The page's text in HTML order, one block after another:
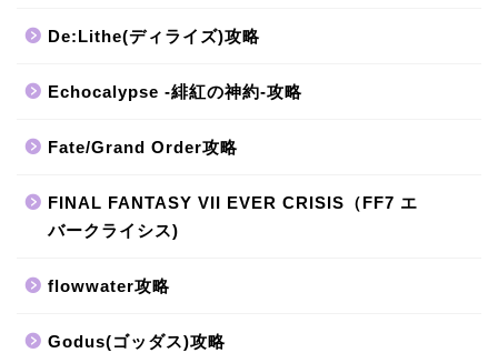
De:Lithe(ディライズ)攻略
Echocalypse -緋紅の神約-攻略
Fate/Grand Order攻略
FINAL FANTASY VII EVER CRISIS（FF7 エ
バークライシス)
flowwater攻略
Godus(ゴッダス)攻略